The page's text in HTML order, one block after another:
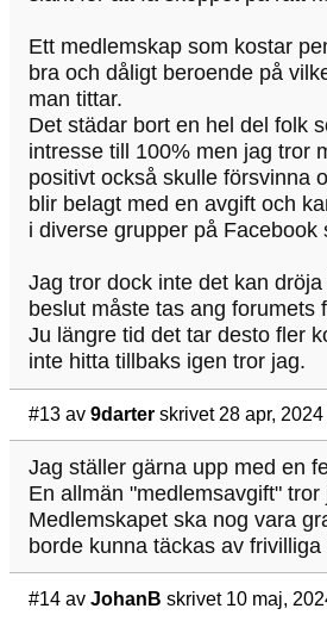
Ett medlemskap som kostar
bra och dåligt beroende på
man tittar.
Det städar bort en hel del folk
intresse till 100% men jag tror
positivt också skulle försvinna
blir belagt med en avgift och
i diverse grupper på Facebook
Jag tror dock inte det kan
beslut måste tas ang forumets
Ju längre tid det tar desto fler
inte hitta tillbaks igen tror jag.
#13 av 9darter skrivet 28 apr,
Jag ställer gärna upp med en
En allmän "medlemsavgift" tror
Medlemskapet ska nog vara
borde kunna täckas av frivilliga
#14 av JohanB skrivet 10 maj,